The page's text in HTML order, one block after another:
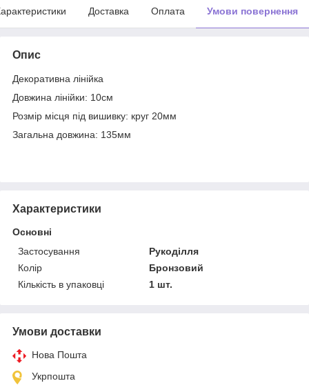
Доставка Оплата Умови повернення
Опис
Декоративна лінійка
Довжина лінійки: 10см
Розмір місця під вишивку: круг 20мм
Загальна довжина: 135мм
Характеристики
Основні
Застосування
Рукоділля
Колір
Бронзовий
Кількість в упаковці
1 шт.
Умови доставки
Нова Пошта
Укрпошта